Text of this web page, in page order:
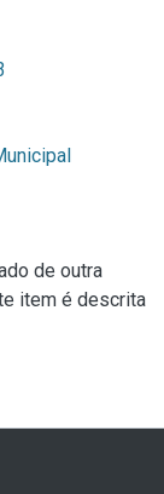
de outra
item é descrita